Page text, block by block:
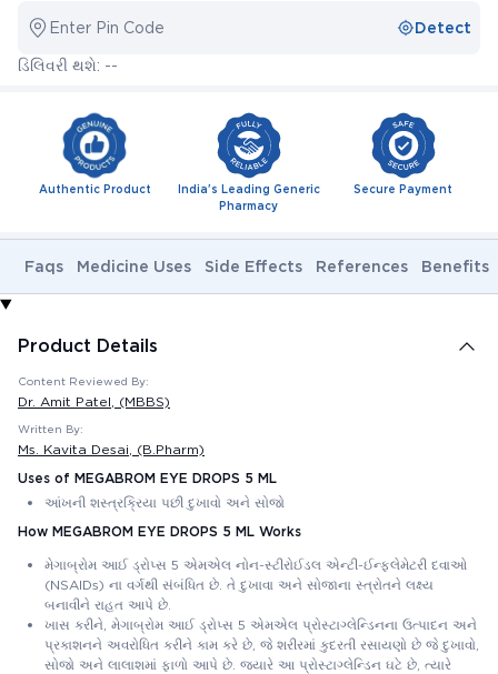
Enter Pin Code Detect
ડિલિવરી થશે: --
Authentic Product
India's Leading Generic
Pharmacy
Secure Payment
Faqs Medicine Uses Side Effects References Benefits
Product Details
Content Reviewed By:
Dr. Amit Patel , (MBBS)
Written By:
Ms. Kavita Desai , (B.Pharm)
Uses of MEGABROM EYE DROPS 5 ML
આંખની શસ્ત્રક્રિયા પછી દુખાવો અને સોજો
How MEGABROM EYE DROPS 5 ML Works
મેગાબ્રોમ આઈ ડ્રોપ્સ 5 એમએલ નોન-સ્ટીરોઈડલ એન્ટી-ઈન્ફ્લેમેટરી દવાઓ
(NSAIDs) ના વર્ગથી સંબંધિત છે. તે દુખાવા અને સોજાના સ્ત્રોતને લક્ષ્ય
બનાવીને રાહત આપે છે.
ખાસ કરીને, મેગાબ્રોમ આઈ ડ્રોપ્સ 5 એમએલ પ્રોસ્ટાગ્લેન્ડિનના ઉત્પાદન અને
પ્રકાશનને અવરોધિત કરીને કામ કરે છે, જે શરીરમાં કુદરતી રસાયણો છે જે દુખાવો,
સોજો અને લાલાશમાં ફાળો આપે છે. જ્યારે આ પ્રોસ્ટાગ્લેન્ડિન ઘટે છે, ત્યારે